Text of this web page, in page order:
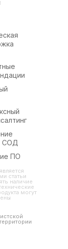
СОД
ПО
статьи
наличие
могут